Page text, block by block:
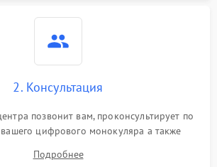
2. Консультация
позвонит вам, проконсультирует по
цифрового монокуляра а также
Подробнее